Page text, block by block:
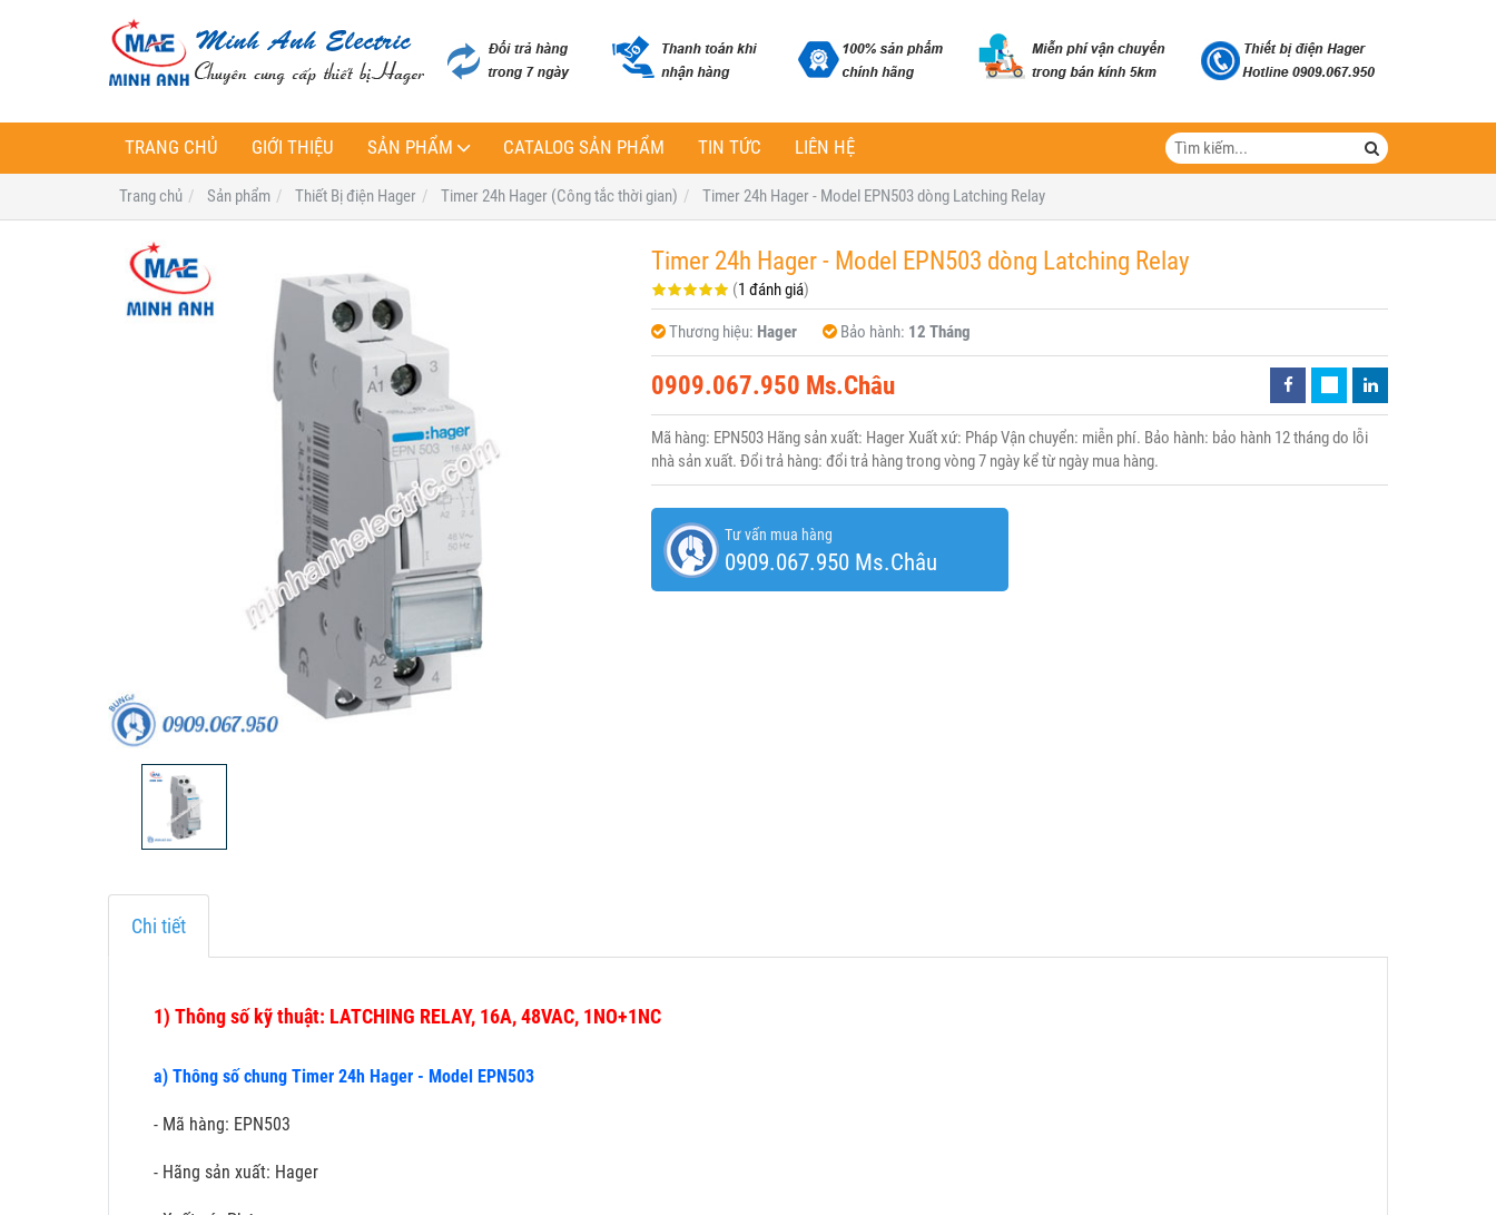
TRANG CHỦ GIỚI THIỆU SẢN PHẨM CATALOG SẢN PHẨM TIN TỨC LIÊN HỆ
Trang chủ Sản phẩm Thiết Bị điện Hager Timer 24h Hager (Công tắc thời gian) Timer 24h Hager - Model EPN503 dòng Latching Relay
Timer 24h Hager - Model EPN503 dòng Latching Relay
(1 đánh giá)
Thương hiệu: Hager Bảo hành: 12 Tháng
0909.067.950 Ms.Châu
Mã hàng: EPN503 Hãng sản xuất: Hager Xuất xứ: Pháp Vận chuyển: miễn phí. Bảo hành: bảo hành 12 tháng do lỗi
nhà sản xuất. Đổi trả hàng: đổi trả hàng trong vòng 7 ngày kể từ ngày mua hàng.
Tư vấn mua hàng
0909.067.950 Ms.Châu
Chi tiết
1) Thông số kỹ thuật: LATCHING RELAY, 16A, 48VAC, 1NO+1NC
a) Thông số chung Timer 24h Hager - Model EPN503
- Mã hàng: EPN503
- Hãng sản xuất: Hager